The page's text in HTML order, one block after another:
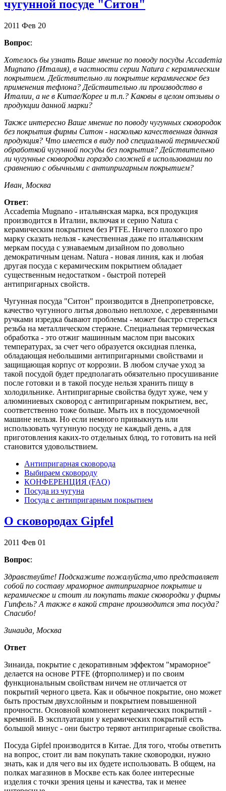
чугунной посуде "Ситон"
2011 Фев 20
Вопрос:
Хотелось бы узнать Ваше мнение по поводу посуды Accademia
Mugnano (Италия), в частности серии Natura с керамическим
покрытием. Действительно ли покрытие керамическое без
применения тефлона? Действительно ли производство в
Италии, а не в Китае/Корее и т.п.? Каковы в целом отзывы о
продукции данной марки?
Также интересно Ваше мнение по поводу чугунных сковородок
без покрытия фирмы Ситон - насколько качественная данная
продукция? Что имеется в виду под специальной термической
обработкой чугунной посуды без покрытия? Действительно
ли чугунные сковородки гораздо сложней в использовании по
сравнению с обычными с антипригарным покрытием?
Иван, Москва
Ответ:
Accademia Mugnano - итальянская марка, вся продукция
производится в Италии, включая и серию Natura с
керамическим покрытием без PTFE. Ничего плохого про
марку сказать нельзя - качественная даже по итальянским
меркам посуда с узнаваемым дизайном по довольно
демократичным ценам. Natura - новая линия, как и любая
другая посуда с керамическим покрытием обладает
существенным недостатком - быстрой потерей
антипригарных свойств.
Чугунная посуда "Ситон" производится в Днепропетровске,
качество чугунного литья довольно неплохое, с деревянными
ручками изредка бывают проблемы - может быстро стереться
резьба на металлическом стержне. Специальная термическая
обработка - это отжиг машинным маслом при высоких
температурах, за счет чего образуется оксидная пленка,
обладающая небольшими антипригарными свойствами и
защищающая корпус от коррозии. В любом случае уход за
такой посудой будет предполагать обязательно просушивание
после готовки и в такой посуде нельзя хранить пищу в
холодильнике. Антипригарные свойства будут хуже, чем у
алюминиевых сковород с антипригарным покрытием, вес,
соответственно тоже больше. Мыть их в посудомоечной
машине нельзя. Но если немного привыкнуть или
использовать чугунную посуду не каждый день, а для
приготовления каких-то отдельных блюд, то готовить на ней
становится удовольствием.
Антипригарная сковорода
Выбираем сковороду
КОНФЕРЕНЦИЯ (FAQ)
Посуда из чугуна
Посуда с антипригарным покрытием
О сковородах Gipfel
2011 Фев 01
Вопрос:
Здравствуйте! Подскажите пожалуйста,что представляет
собой по составу мраморное антипригарное покрытие и
керамическое и стоит ли покупать такие сковородки у фирмы
Гипфель? А также в какой стране производится эта посуда?
Спасибо!
Зинаида, Москва
Ответ
Зинаида, покрытие с декоративным эффектом "мраморное"
делается на основе PTFE (фторполимер) и по своим
функциональным свойствам ничем не отличается от
покрытий черного цвета. Как и обычное покрытие, оно может
быть простым двухслойным и покрытием повышенной
прочности. Основной компонент керамических покрытий -
кремний. В эксплуатации у керамических покрытий есть
большой минус - они быстро теряют антипригарные свойства.
Посуда Gipfel производится в Китае. Для того, чтобы ответить
на вопрос, стоит ли вам покупать такие сковородки, нужно
знать, как и для чего вы их будете использовать. В общем, на
полках магазинов в Москве есть как более интересные
изделия с точки зрения цены и качества, так и менее